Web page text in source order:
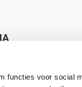
functies voor social